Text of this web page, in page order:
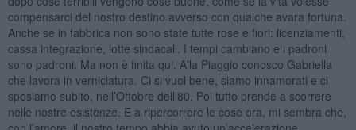
compensarci del nostro destino avverso con qualche avara fortuna.
Anche se in fabbrica non sono state tutte rose e fiori: licenziamenti,
cassa integrazione, lotte sindacali. I tempi cambiano e i padroni
sono padroni. Ma non è finita qui. Alla Piaggio conosco Gabriella
che lavora in verniciatura. Ci si vuol bene, siamo innamorati e ci
sposiamo subito, nell’Ottobre dell’80. Poi tutto prende a scorrere
nelle nostre esistenze. E a ripercorrere le cose ora, mi sembra che,